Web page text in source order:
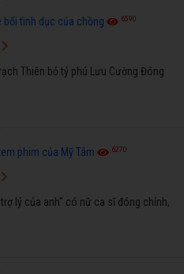
bối tình dục của chồng 6590
Thiên bỏ tỷ phú Lưu Cường Đông
phim của Mỹ Tâm 6270
lý của anh" có nữ ca sĩ đóng chính,